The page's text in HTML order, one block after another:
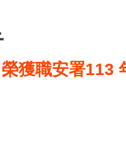
獲職安署113